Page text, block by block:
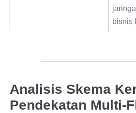
bisnis
Analisis Skema
Pendekatan Multi-